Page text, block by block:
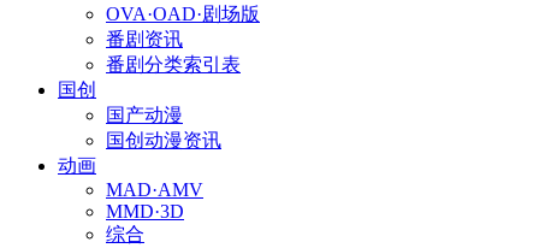
OVA·OAD·剧场版
番剧资讯
番剧分类索引表
国创
国产动漫
国创动漫资讯
动画
MAD·AMV
MMD·3D
综合